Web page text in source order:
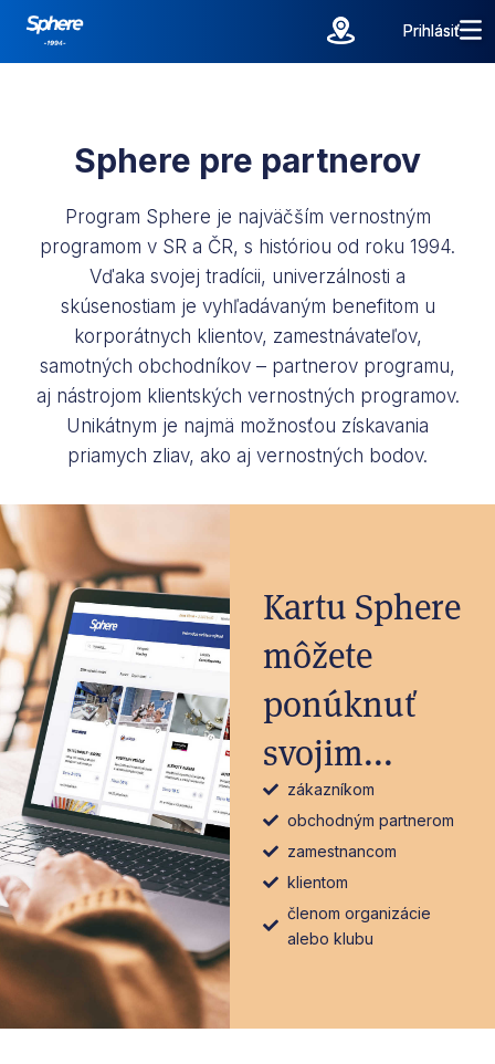
Prihlásiť
Prihlásiť
Sphere pre partnerov
Program Sphere je najväčším vernostným
programom v SR a ČR, s históriou od roku 1994.
Vďaka svojej tradícii, univerzálnosti a
skúsenostiam je vyhľadávaným benefitom u
korporátnych klientov, zamestnávateľov,
samotných obchodníkov – partnerov programu,
aj nástrojom klientských vernostných programov.
Unikátnym je najmä možnosťou získavania
priamych zliav, ako aj vernostných bodov.
Kartu Sphere
môžete
ponúknuť
svojim...
zákazníkom
obchodným partnerom
zamestnancom
klientom
členom organizácie
alebo klubu